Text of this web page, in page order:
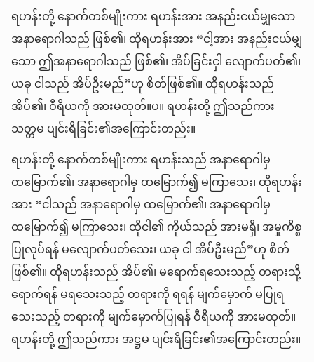
ရဟန်းတို့ နောက်တစ်မျိုးကား ရဟန်းအား အနည်းငယ်မျှသော
အနာရောဂါသည် ဖြစ်၏၊ ထိုရဟန်းအား “ငါ့အား အနည်းငယ်မျှ
သော ဤအနာရောဂါသည် ဖြစ်၏၊ အိပ်ခြင်းငှါ လျောက်ပတ်၏၊
ယခု ငါသည် အိပ်ဦးမည်”ဟု စိတ်ဖြစ်၏။ ထိုရဟန်းသည်
အိပ်၏၊ ဝီရိယကို အားမထုတ်။ပ။ ရဟန်းတို့ ဤသည်ကား
သတ္တမ ပျင်းရိခြင်း၏အကြောင်းတည်း။
ရဟန်းတို့ နောက်တစ်မျိုးကား ရဟန်းသည် အနာရောဂါမှ
ထမြောက်၏၊ အနာရောဂါမှ ထမြောက်၍ မကြာသေး၊ ထိုရဟန်း
အား “ငါသည် အနာရောဂါမှ ထမြောက်၏၊ အနာရောဂါမှ
ထမြောက်၍ မကြာသေး၊ ထိုငါ၏ ကိုယ်သည် အားမရှိ၊ အမှုကိစ္စ
ပြုလုပ်ရန် မလျောက်ပတ်သေး၊ ယခု ငါ အိပ်ဦးမည်”ဟု စိတ်
ဖြစ်၏။ ထိုရဟန်းသည် အိပ်၏၊ မရောက်ရသေးသည့် တရားသို့
ရောက်ရန် မရသေးသည့် တရားကို ရရန် မျက်မှောက် မပြုရ
သေးသည့် တရားကို မျက်မှောက်ပြုရန် ဝီရိယကို အားမထုတ်။
ရဟန်းတို့ ဤသည်ကား အဋ္ဌမ ပျင်းရိခြင်း၏အကြောင်းတည်း။